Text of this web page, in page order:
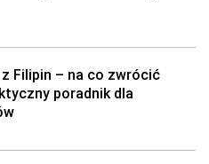
Filipin – na co zwrócić
poradnik dla